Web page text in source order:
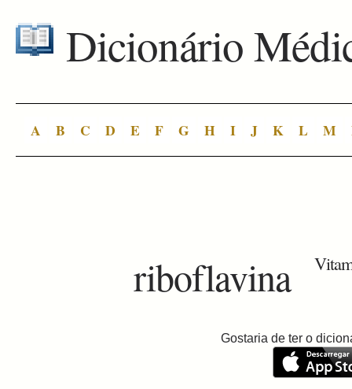
Dicionário
A B C D E F G H I J K L M
riboflavina
Gostaria de ter o